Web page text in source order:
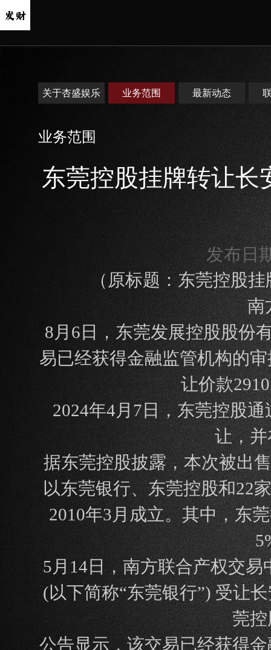
关于杏盛娱乐 业务范围 最新动态
业务范围
东莞控股挂牌转让长
发布日
（原标题：东莞控股
南
8月6日，东莞发展控股股份
易已经获得金融监管机构的
让价款
2024年4月7日，东莞控股
让，
据东莞控股披露，本次被出
以东莞银行、东莞控股和22
2010年3月成立。其中，东
5月14日，南方联合产权交
(以下简称“东莞银行”) 受让
莞
公告显示，该交易已经获得